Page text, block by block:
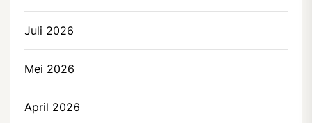
Juli 2026
Mei 2026
April 2026